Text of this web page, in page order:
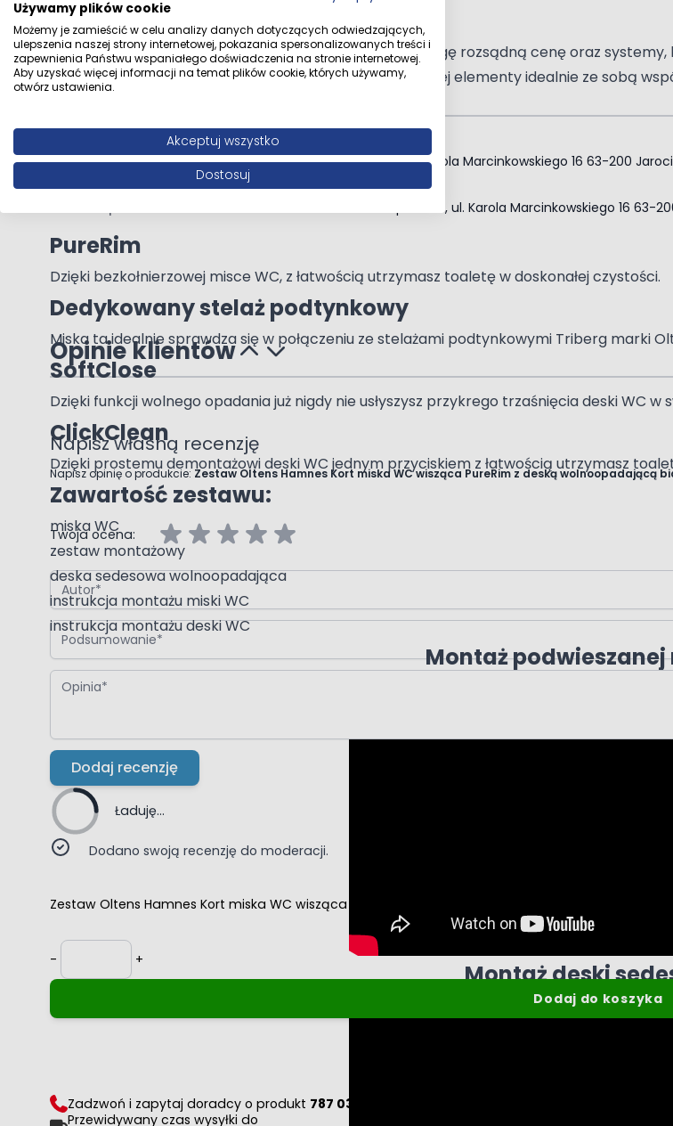
Dostosowane do każdej przestrzeni
Planując wszystkie elementy kolekcji wzięliśmy pod uwagę rozsądną cenę oraz
zapomnieliśmy o estetycznym wykończeniu. Wszystkie jej elementy idealnie ze sobą
wykonana z Duroplastu
system szybkiego wypinania deski
chromowane zawiasy
kolor zestawu: biały
PureRim
Dzięki bezkołnierzowej misce WC, z łatwością utrzymasz toaletę w doskonałej czystości.
Dedykowany stelaż podtynkowy
Miska ta idealnie sprawdza się w połączeniu ze stelażami podtynkowymi Triberg marki
SoftClose
Dzięki funkcji wolnego opadania już nigdy nie usłyszysz przykrego trzaśnięcia deski WC w
ClickClean
Dzięki prostemu demontażowi deski WC jednym przyciskiem z łatwością utrzymasz
Zawartość zestawu:
miska WC
zestaw montażowy
deska sedesowa wolnoopadająca
instrukcja montażu miski WC
instrukcja montażu deski WC
Montaż podwieszanej
Montaż deski
Rozwiń opis
Dane techniczne
Dane dystrybutora Oltens Sp. z o. o. ul. Karola Marcinkowskiego 16 63-200
Oltens Oltens Sp. z o. o., ul. Karola Marcinkowskiego 16 63-
Opinie klientów
Napisz własną recenzję
Napisz opinię o produkcie:Zestaw Oltens Hamnes Kort miska WC wisząca PureRim z deską wolnoopadającą
Twoja ocena:
Autor
Podsumowanie
Opinia
Dodaj recenzję
Ładuję...
Dodano swoją recenzję do moderacji.
Zestaw Oltens Hamnes Kort miska WC wisząca PureRim z deską wolnoopadającą biały
-
Ilość
+
Dodaj do koszyka
Zadzwoń i zapytaj doradcy o produkt 787 036 056
Przewidywany czas wysyłki do
Używamy plików cookie
Możemy je zamieścić w celu analizy danych dotyczących odwiedzających,
ulepszenia naszej strony internetowej, pokazania spersonalizowanych treści i
zapewnienia Państwu wspaniałego doświadczenia na stronie internetowej.
Aby uzyskać więcej informacji na temat plików cookie, których używamy,
otwórz ustawienia.
Akceptuj wszystko
Dostosuj